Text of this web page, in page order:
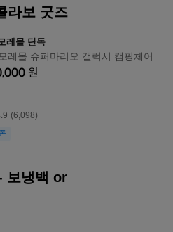
라보 굿즈
레몰 단독
레몰 슈퍼마리오 갤럭시 캠핑체어
원
(6,098)
보냉백 or